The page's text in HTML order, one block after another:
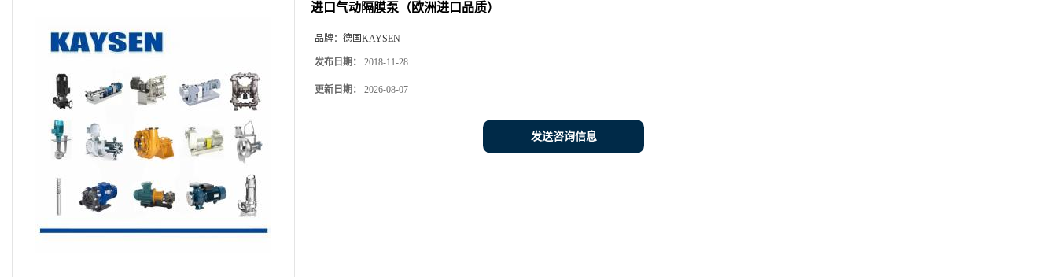
进口气动隔膜泵（欧洲进口品质）
品牌： 德国KAYSEN
发布日期： 2018-11-28
更新日期： 2026-08-07
发送咨询信息